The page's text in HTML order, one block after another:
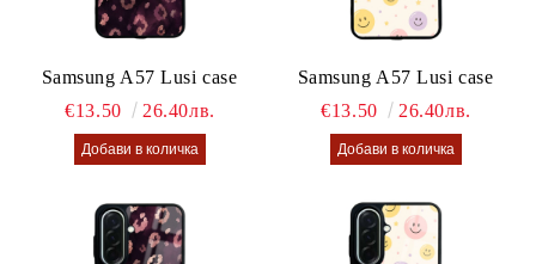
Samsung A57 Lusi case
€13.50
26.40лв.
Samsung A57 Lusi case
€13.50
26.40лв.